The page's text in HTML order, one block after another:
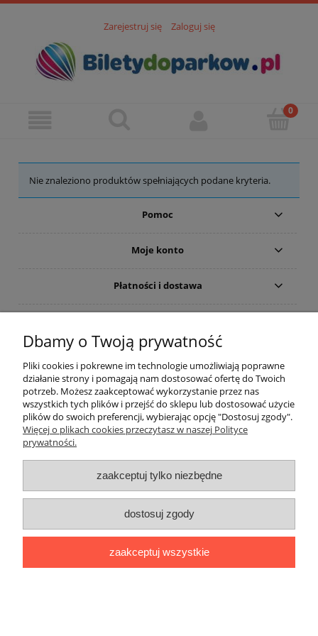
Zarejestruj się Zaloguj się
Nie znaleziono produktów spełniających podane kryteria.
Pomoc
Moje konto
Płatności i dostawa
pokaż pełną wersję strony
Sklep internetowy Shoper.pl
Dbamy o Twoją prywatność
Pliki cookies i pokrewne im technologie umożliwiają poprawne
działanie strony i pomagają nam dostosować ofertę do Twoich
potrzeb. Możesz zaakceptować wykorzystanie przez nas
wszystkich tych plików i przejść do sklepu lub dostosować użycie
plików do swoich preferencji, wybierając opcję "Dostosuj zgody".
Więcej o plikach cookies przeczytasz w naszej Polityce
prywatności.
zaakceptuj tylko niezbędne
dostosuj zgody
zaakceptuj wszystkie